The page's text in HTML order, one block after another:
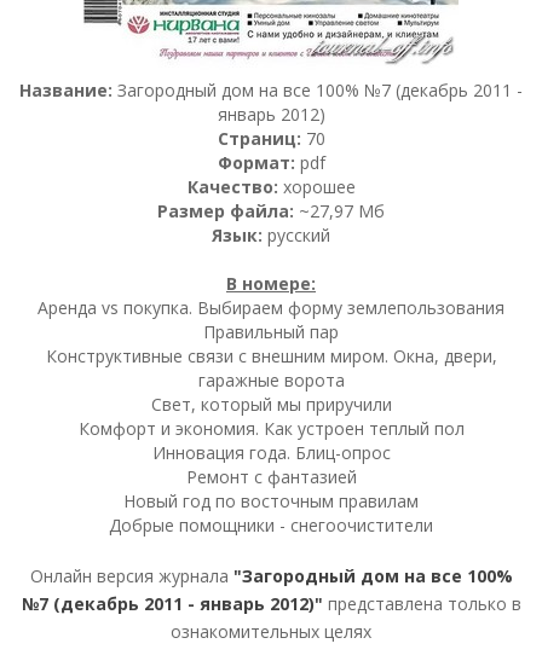
Название: Загородный дом на все 100% №7 (декабрь 2011 -
январь 2012)
Страниц: 70
Формат: pdf
Качество: хорошее
Размер файла: ~27,97 Мб
Язык: русский
В номере:
Аренда vs покупка. Выбираем форму землепользования
Правильный пар
Конструктивные связи с внешним миром. Окна, двери,
гаражные ворота
Свет, который мы приручили
Комфорт и экономия. Как устроен теплый пол
Инновация года. Блиц-опрос
Ремонт с фантазией
Новый год по восточным правилам
Добрые помощники - снегоочистители
Онлайн версия журнала "Загородный дом на все 100%
№7 (декабрь 2011 - январь 2012)" представлена только в
ознакомительных целях